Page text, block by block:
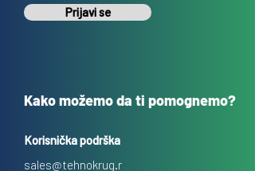
Prijavi se
Kako možemo da ti pomognemo?
Korisnička podrška
sales@tehnokrug.r